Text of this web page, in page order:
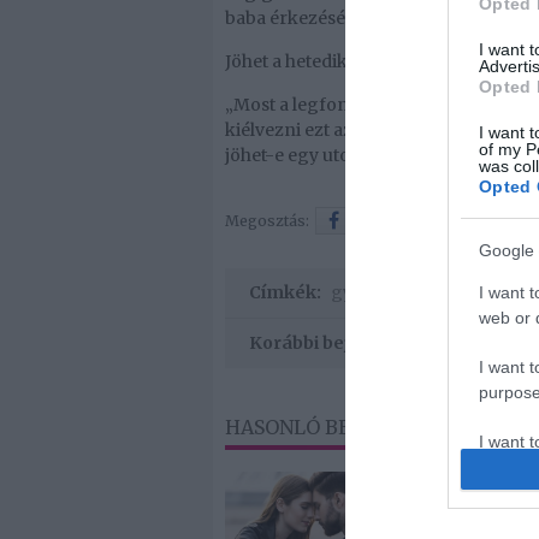
Opted
I want
Opted
I want
of my
was
Opted
Google
I want
web or
I want
I want
baba érkezését.
Jöhet a hetedik gyermek?
„Most a legfontosabb számomra,
kiélvezni ezt az időszakot, és csak
jöhet-e egy utolsó baba, egy kislány”
Megosztás: Twitter
Címkék: gyermek várandósság ,
Korábbi bejegyzések
HASONLÓ BEJEGYZÉSEK